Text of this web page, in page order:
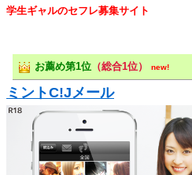
学生ギャルのセフレ募集サイト
お薦め第1位 （総合1位） new!
ミントC!Jメール